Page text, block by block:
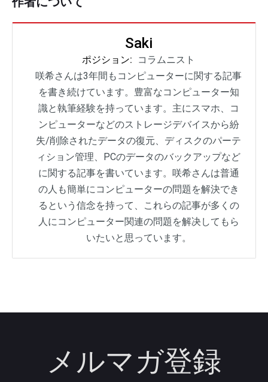
Saki
ポジション:
コラムニスト
咲希さんは3年間もコンピューターに関する記事
を書き続けています。豊富なコンピューター知
識と執筆経験を持っています。主にスマホ、コ
ンピューターなどのストレージデバイスから紛
失/削除されたデータの復元、ディスクのパーテ
ィション管理、PCのデータのバックアップなど
に関する記事を書いています。咲希さんは普通
の人も簡単にコンピューターの問題を解決でき
るという信念を持って、これらの記事が多くの
人にコンピューター関連の問題を解决してもら
いたいと思っています。
メルマガ登録